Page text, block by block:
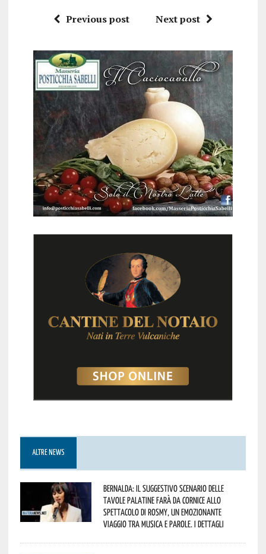
Previous post Next post
ALTRE NEWS
Bernalda: il suggestivo scenario delle
Tavole Palatine farà da cornice allo
spettacolo di Rosmy, un emozionante
viaggio tra musica e parole. I dettagli